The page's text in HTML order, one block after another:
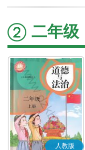
秋版)(部编版)
二年级
人教版